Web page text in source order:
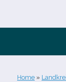
Home »